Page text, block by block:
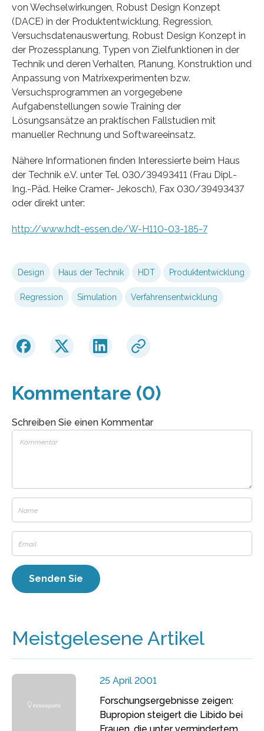
von Wechselwirkungen, Robust Design Konzept
(DACE) in der Produktentwicklung, Regression,
Versuchsdatenauswertung, Robust Design Konzept in
der Prozessplanung, Typen von Zielfunktionen in der
Technik und deren Verhalten, Planung, Konstruktion und
Anpassung von Matrixexperimenten bzw.
Versuchsprogrammen an vorgegebene
Aufgabenstellungen sowie Training der
Lösungsansätze an praktischen Fallstudien mit
manueller Rechnung und Softwareeinsatz.
Nähere Informationen finden Interessierte beim Haus
der Technik e.V. unter Tel. 030/39493411 (Frau Dipl.-
Ing.-Päd. Heike Cramer- Jekosch), Fax 030/39493437
oder direkt unter:
http://www.hdt-essen.de/W-H110-03-185-7
Design Haus der Technik HDT Produktentwicklung
Regression Simulation Verfahrensentwicklung
Kommentare (0)
Schreiben Sie einen Kommentar
Meistgelesene Artikel
25 April 2001
Forschungsergebnisse zeigen:
Bupropion steigert die Libido bei